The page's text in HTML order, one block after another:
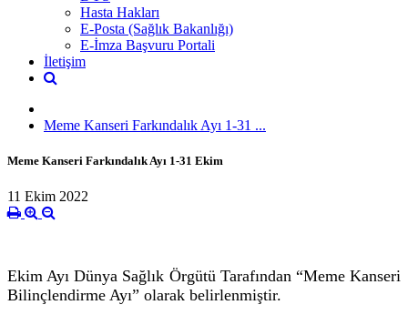
Hasta Hakları
E-Posta (Sağlık Bakanlığı)
E-İmza Başvuru Portali
İletişim
Meme Kanseri Farkındalık Ayı 1-31 ...
Meme Kanseri Farkındalık Ayı 1-31 Ekim
11 Ekim 2022
Ekim Ayı Dünya Sağlık Örgütü Tarafından “Meme Kanseri
Bilinçlendirme Ayı” olarak belirlenmiştir.